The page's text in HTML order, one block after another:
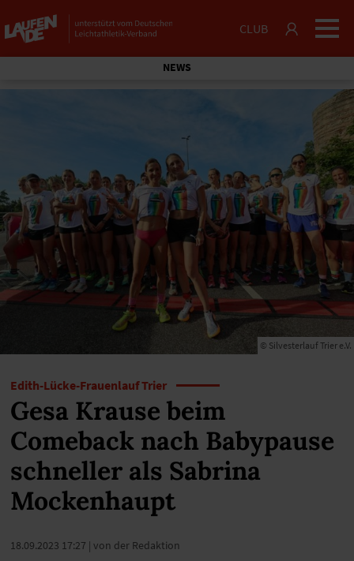
CLUB
NEWS
© Silvesterlauf Trier e.V.
Edith-Lücke-Frauenlauf Trier
Gesa Krause beim
Comeback nach Babypause
schneller als Sabrina
Mockenhaupt
18.09.2023 17:27 | von der Redaktion